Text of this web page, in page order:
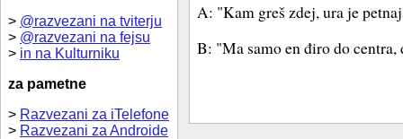
> @razvezani na tviterju
> @razvezani na fejsu
> in na Kulturniku
za pametne
> Razvezani za iTelefone
> Razvezani za Androide
A: "Kam greš zdej, ura je
B: "Ma samo en điro do